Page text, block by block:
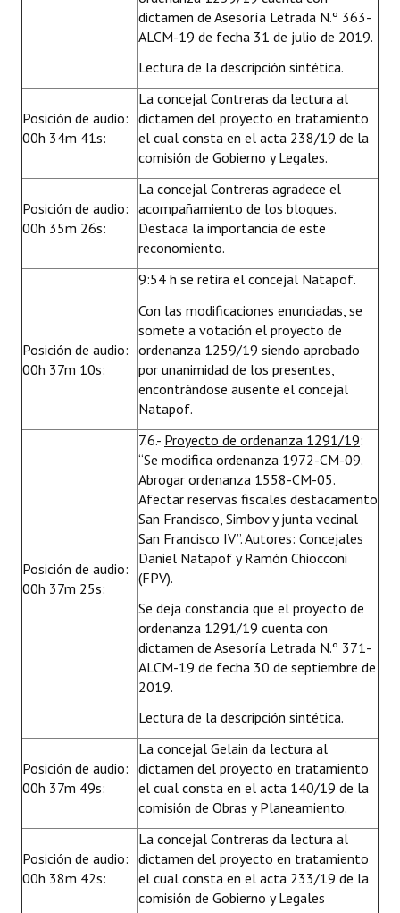
dictamen de Asesoría Letrada N.º 363-
ALCM-19 de fecha 31 de julio de 2019.
Lectura de la descripción sintética.
Posición de audio:
00h 34m 41s:
La concejal Contreras da lectura al
dictamen del proyecto en tratamiento
el cual consta en el acta 238/19 de la
comisión de Gobierno y Legales.
Posición de audio:
00h 35m 26s:
La concejal Contreras agradece el
acompañamiento de los bloques.
Destaca la importancia de este
reconomiento.
9:54 h se retira el concejal Natapof.
Posición de audio:
00h 37m 10s:
Con las modificaciones enunciadas, se
somete a votación el proyecto de
ordenanza 1259/19 siendo aprobado
por unanimidad de los presentes,
encontrándose ausente el concejal
Natapof.
Posición de audio:
00h 37m 25s:
7.6.- Proyecto de ordenanza 1291/19:
“Se modifica ordenanza 1972-CM-09.
Abrogar ordenanza 1558-CM-05.
Afectar reservas fiscales destacamento
San Francisco, Simbov y junta vecinal
San Francisco IV”. Autores: Concejales
Daniel Natapof y Ramón Chiocconi
(FPV).
Se deja constancia que el proyecto de
ordenanza 1291/19 cuenta con
dictamen de Asesoría Letrada N.º 371-
ALCM-19 de fecha 30 de septiembre de
2019.
Lectura de la descripción sintética.
Posición de audio:
00h 37m 49s:
La concejal Gelain da lectura al
dictamen del proyecto en tratamiento
el cual consta en el acta 140/19 de la
comisión de Obras y Planeamiento.
Posición de audio:
00h 38m 42s:
La concejal Contreras da lectura al
dictamen del proyecto en tratamiento
el cual consta en el acta 233/19 de la
comisión de Gobierno y Legales